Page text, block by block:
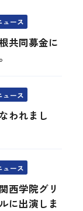
ュース
共同募金に
ュース
われまし
ュース
西学院グリ
に出演しま